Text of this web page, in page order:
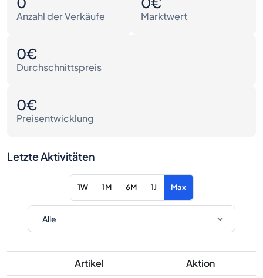
Anzahl der Verkäufe Marktwert
0€
Durchschnittspreis
0€
Preisentwicklung
Letzte Aktivitäten
1W 1M 6M 1J Max
Artikel Aktion